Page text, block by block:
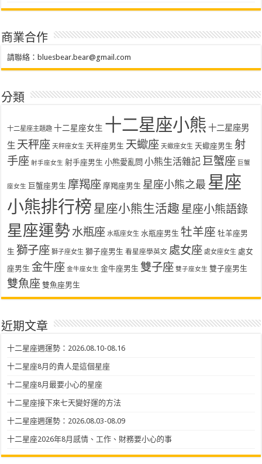
商業合作
請聯絡： bluesbear.bear@gmail.com
分類
十二星座主題趣 十二星座女生 十二星座小熊 十二星座男
生 天秤座 天秤座女生 天秤座男生 天蠍座 天蠍座女生 天蠍座男生 射
手座 射手座女生 射手座男生 小熊愛亂問 小熊生活雜記 巨蟹座 巨蟹
座女生 巨蟹座男生 摩羯座 摩羯座男生 星座小熊之最 星座
小熊排行榜 星座小熊生活趣 星座小熊語錄
星座運勢 水瓶座 水瓶座女生 水瓶座男生 牡羊座 牡羊座男
生 獅子座 獅子座女生 獅子座男生 看星座學英文 處女座 處女座女生 處女
座男生 金牛座 金牛座女生 金牛座男生 雙子座 雙子座女生 雙子座男生
雙魚座 雙魚座男生
近期文章
十二星座週運勢：2026.08.10-08.16
十二星座8月的貴人是這個星座
十二星座8月最要小心的星座
十二星座接下來七天變好運的方法
十二星座週運勢：2026.08.03-08.09
十二星座2026年8月感情、工作、財務要小心的事